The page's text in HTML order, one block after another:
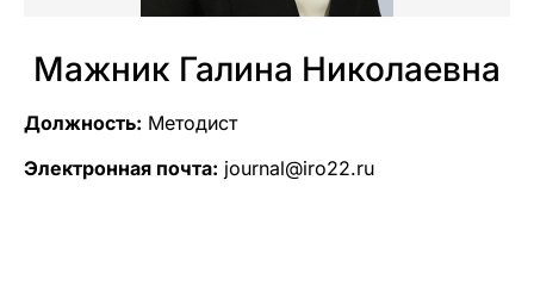
Мажник Галина Николаевна
Должность: Методист
Электронная почта: journal@iro22.ru